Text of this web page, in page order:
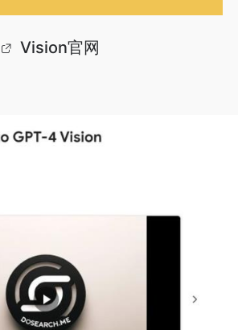
Vision官网